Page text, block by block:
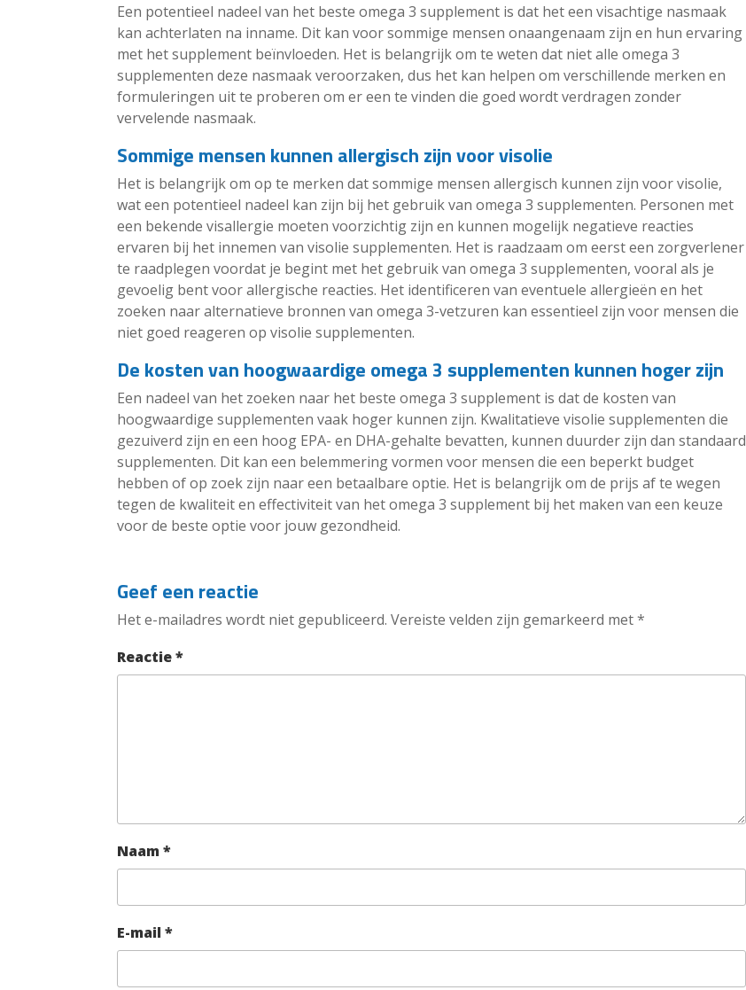
Een potentieel nadeel van het beste omega 3 supplement is dat het een visachtige nasmaak
kan achterlaten na inname. Dit kan voor sommige mensen onaangenaam zijn en hun ervaring
met het supplement beïnvloeden. Het is belangrijk om te weten dat niet alle omega 3
supplementen deze nasmaak veroorzaken, dus het kan helpen om verschillende merken en
formuleringen uit te proberen om er een te vinden die goed wordt verdragen zonder
vervelende nasmaak.
Sommige mensen kunnen allergisch zijn voor visolie
Het is belangrijk om op te merken dat sommige mensen allergisch kunnen zijn voor visolie,
wat een potentieel nadeel kan zijn bij het gebruik van omega 3 supplementen. Personen met
een bekende visallergie moeten voorzichtig zijn en kunnen mogelijk negatieve reacties
ervaren bij het innemen van visolie supplementen. Het is raadzaam om eerst een zorgverlener
te raadplegen voordat je begint met het gebruik van omega 3 supplementen, vooral als je
gevoelig bent voor allergische reacties. Het identificeren van eventuele allergieën en het
zoeken naar alternatieve bronnen van omega 3-vetzuren kan essentieel zijn voor mensen die
niet goed reageren op visolie supplementen.
De kosten van hoogwaardige omega 3 supplementen kunnen hoger zijn
Een nadeel van het zoeken naar het beste omega 3 supplement is dat de kosten van
hoogwaardige supplementen vaak hoger kunnen zijn. Kwalitatieve visolie supplementen die
gezuiverd zijn en een hoog EPA- en DHA-gehalte bevatten, kunnen duurder zijn dan standaard
supplementen. Dit kan een belemmering vormen voor mensen die een beperkt budget
hebben of op zoek zijn naar een betaalbare optie. Het is belangrijk om de prijs af te wegen
tegen de kwaliteit en effectiviteit van het omega 3 supplement bij het maken van een keuze
voor de beste optie voor jouw gezondheid.
Geef een reactie
Het e-mailadres wordt niet gepubliceerd. Vereiste velden zijn gemarkeerd met*
Reactie*
Naam *
E-mail *